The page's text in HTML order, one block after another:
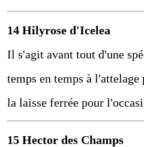
14 Hilyrose d'Icelea
Il s'agit avant tout d'une
temps en temps à
la laisse ferrée pour
15 Hector des Champs